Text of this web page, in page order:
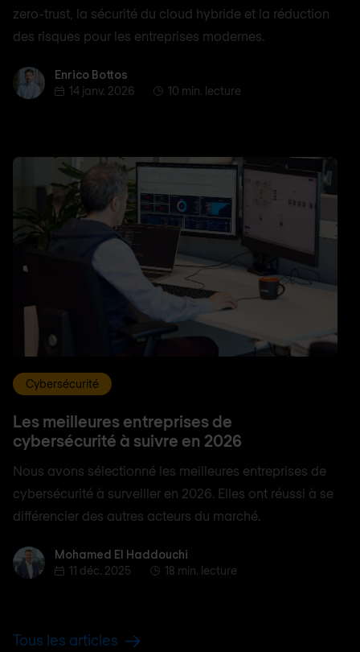
zero-trust, la sécurité du cloud hybride et la réduction
des risques pour les entreprises modernes.
Enrico BottosEnrico Bottos
14 janv. 2026
10 min. lecture
Cybersécurité
Les meilleures entreprises de
cybersécurité à suivre en 2026
Nous avons sélectionné les meilleures entreprises de
cybersécurité à surveiller en 2026. Elles ont réussi à se
différencier des autres acteurs du marché.
Mohamed El Haddouchi
Mohamed El Haddouchi
11 déc. 2025
18 min. lecture
Tous les articles